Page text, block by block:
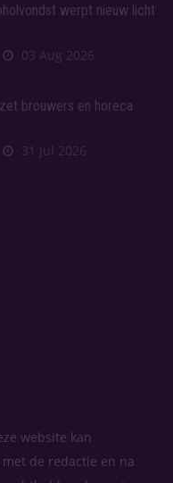
werpt nieuw licht
03 Aug 2026
brouwers en horeca
31 Jul 2026
website kan
de redactie en na